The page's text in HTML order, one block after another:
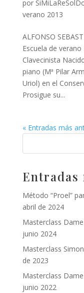
por
verano 2013
ALFONSO
Escuela de verano
Clavecinista
piano (Mª Pilar
Uriol) en el
Prosigue su...
« Entradas más
Entradas
Método “Proel”
abril de 2024
Masterclass
junio 2024
Masterclass
de 2023
Masterclass
junio 2022